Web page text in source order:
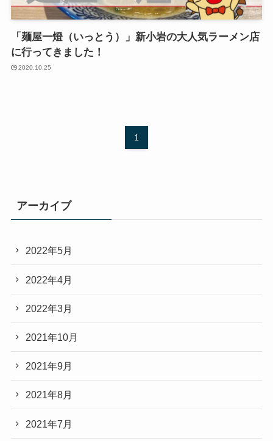
「麺屋一燈（いっとう）」新小岩の大人気ラーメン店
に行ってきました！
2020.10.25
1
アーカイブ
2022年5月
2022年4月
2022年3月
2021年10月
2021年9月
2021年8月
2021年7月